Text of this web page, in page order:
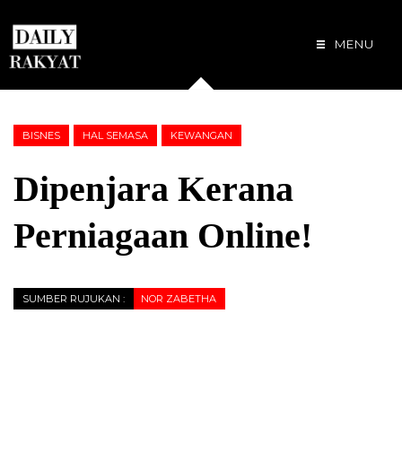
MENU
BISNES HAL SEMASA KEWANGAN
Dipenjara Kerana
Perniagaan Online!
SUMBER RUJUKAN : NOR ZABETHA